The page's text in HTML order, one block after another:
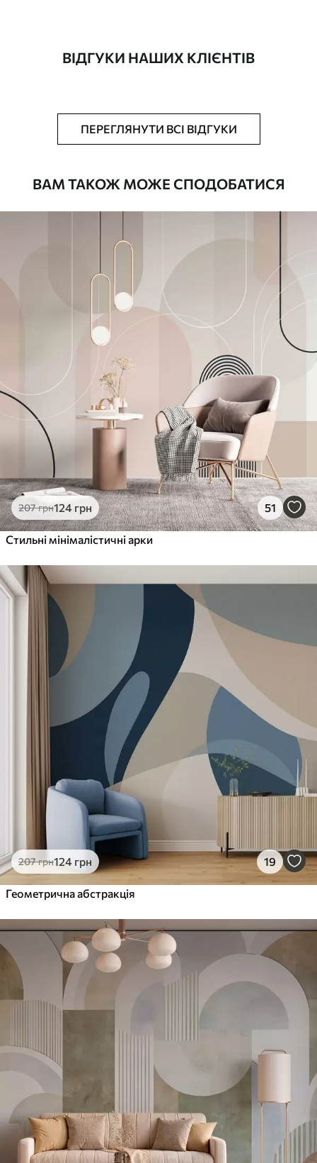
клей для шпалер
можна мити водою
/м²
Преміум Вініл
730 /м²
Peel and Stick
1458875
ВІДГУКИ НАШИХ КЛІЄНТІВ
ПЕРЕГЛЯНУТИ ВСІ ВІДГУКИ
ВАМ ТАКОЖ МОЖЕ СПОДОБАТИСЯ
207грн124 грн 51
Стильні мінімалістичні арки
207грн124 грн 19
Геометрична абстракція